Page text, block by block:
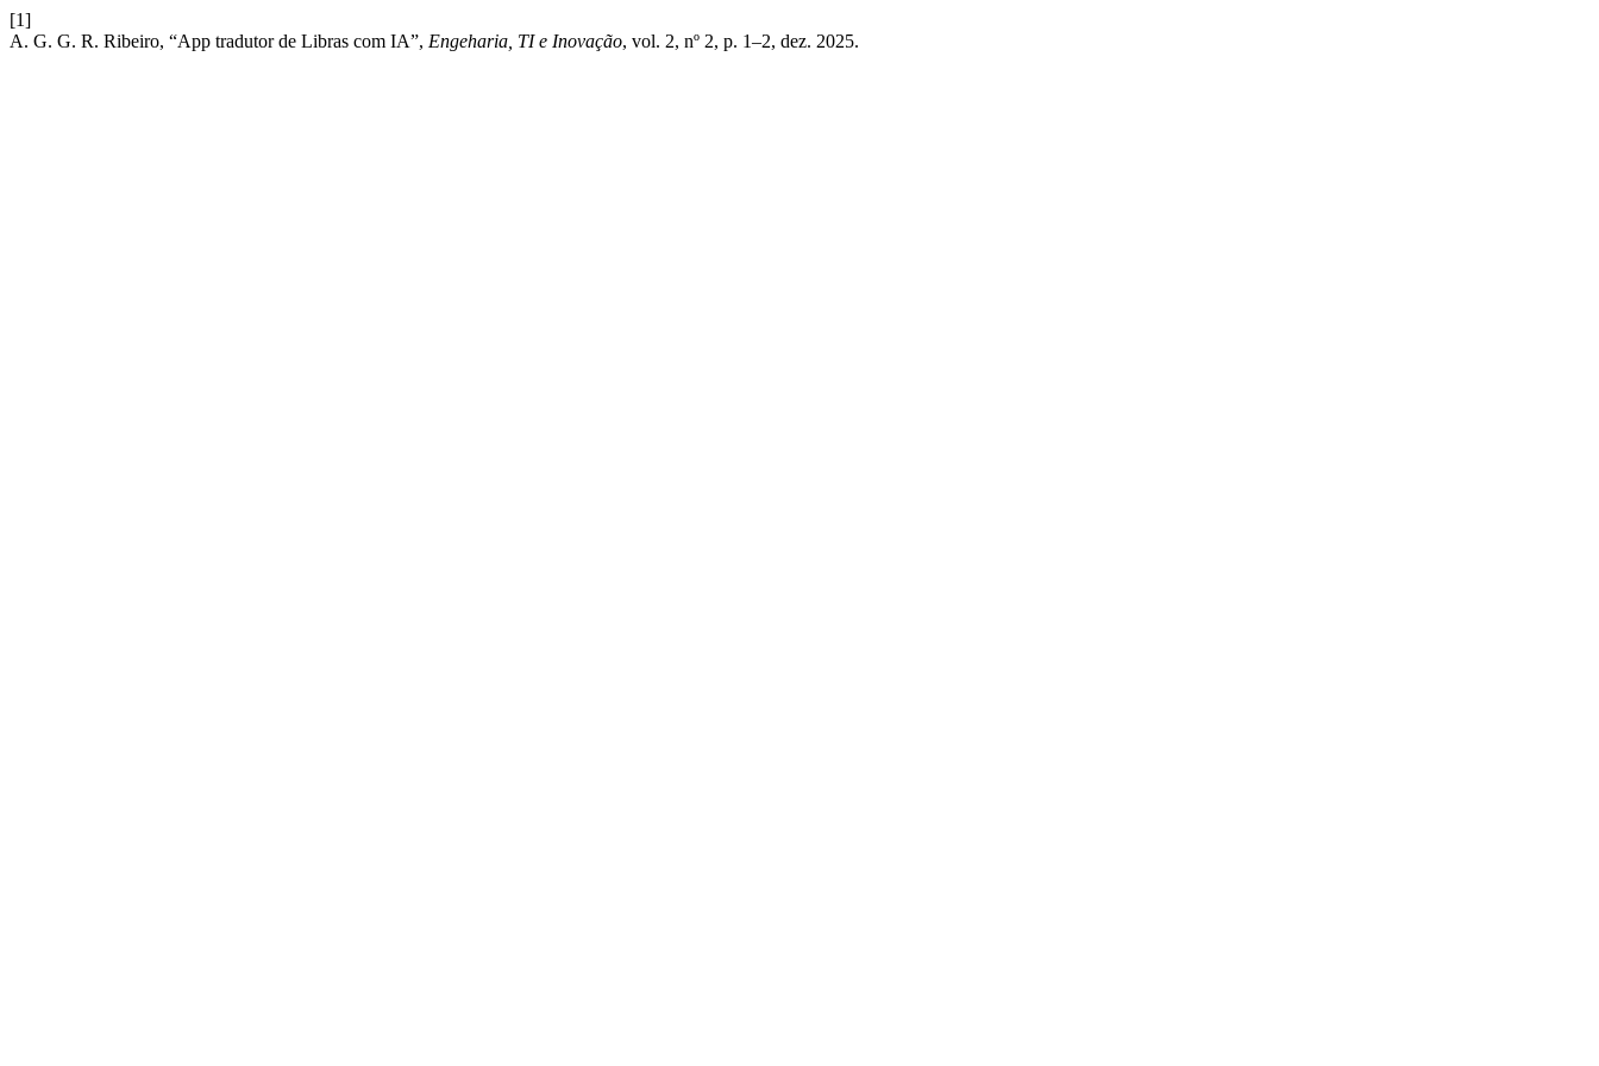
[1]
A. G. G. R. Ribeiro, “App tradutor de Libras com IA”, Engeharia, TI e Inovação, vol. 2, nº 2, p. 1–2, dez. 2025.